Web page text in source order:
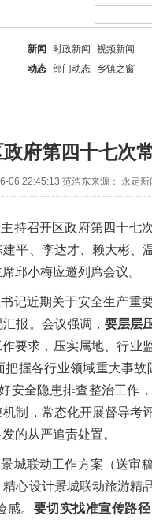
新闻 时政新闻
视频新闻
动态 部门动态 乡镇之窗
府第四十七次
06 22:45:13 范浩东来源： 永定新
持召开区政府第四十七
平、李达才、赖大彬、
邱小梅应邀列席会议。
记近期关于安全生产重
报。会议强调，要层层
要求，压实属地、行业
把握各行业领域重大事
安全隐患排查整治工作
制，常态化开展督导考
的从严追责处置。
城联动工作方案（送审
心设计景城联动旅游精
。 要切实找准宣传路